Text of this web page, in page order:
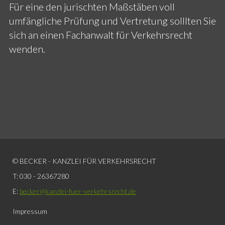
Für eine den jurischten Maßstäben voll
umfängliche Prüfung und Vertretung solllten Sie
sich an einen Fachanwalt für Verkehrsrecht
wenden.
© BECKER - KANZLEI FÜR VERKEHRSRECHT
T: 030 - 26367280
E: becker@kanzlei-fuer-verkehrsrecht.de
Impressum